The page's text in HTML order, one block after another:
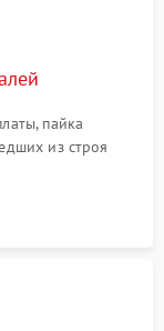
пайка
из строя
неисправного
шлейфов и